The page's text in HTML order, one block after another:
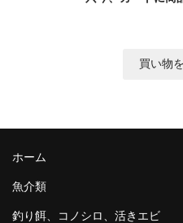
ホーム
魚介類
釣り餌、コノシロ、活きエビ